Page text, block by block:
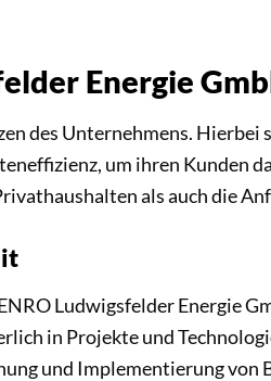
Energie
des Unternehmens.
um ihren Kunden
als auch die
Ludwigsfelder Energie
in Projekte und
und Implementierung von